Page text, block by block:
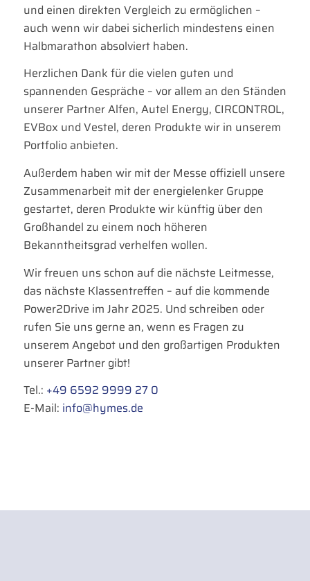
und einen direkten Vergleich zu ermöglichen –
auch wenn wir dabei sicherlich mindestens einen
Halbmarathon absolviert haben.
Herzlichen Dank für die vielen guten und
spannenden Gespräche – vor allem an den Ständen
unserer Partner Alfen, Autel Energy, CIRCONTROL,
EVBox und Vestel, deren Produkte wir in unserem
Portfolio anbieten.
Außerdem haben wir mit der Messe offiziell unsere
Zusammenarbeit mit der energielenker Gruppe
gestartet, deren Produkte wir künftig über den
Großhandel zu einem noch höheren
Bekanntheitsgrad verhelfen wollen.
Wir freuen uns schon auf die nächste Leitmesse,
das nächste Klassentreffen – auf die kommende
Power2Drive im Jahr 2025. Und schreiben oder
rufen Sie uns gerne an, wenn es Fragen zu
unserem Angebot und den großartigen Produkten
unserer Partner gibt!
Tel.: +49 6592 9999 27 0
E-Mail: info@hymes.de